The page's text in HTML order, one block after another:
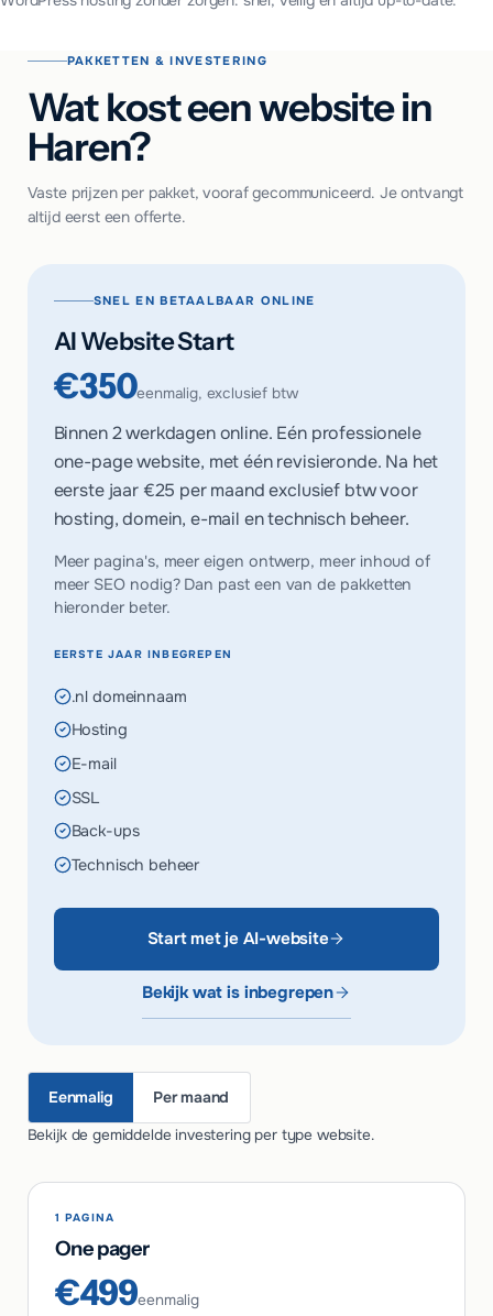
PAKKETTEN & INVESTERING
Wat kost een website in
Haren?
Vaste prijzen per pakket, vooraf gecommuniceerd. Je ontvangt
altijd eerst een offerte.
SNEL EN BETAALBAAR ONLINE
AI Website Start
€350eenmalig, exclusief btw
Binnen 2 werkdagen online. Eén professionele
one-page website, met één revisieronde. Na het
eerste jaar €25 per maandexclusief btw voor
hosting, domein, e-mail en technisch beheer.
Meer pagina's, meer eigen ontwerp, meer inhoud of
meer SEO nodig? Dan past een van de pakketten
hieronder beter.
EERSTE JAAR INBEGREPEN
.nl domeinnaam
Hosting
E-mail
SSL
Back-ups
Technisch beheer
Start met je AI-website
Bekijk wat is inbegrepen
Eenmalig Per maand
Bekijk de gemiddelde investering per type website.
1 PAGINA
One pager
€499eenmalig